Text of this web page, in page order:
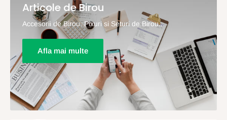
Articole de Birou
Accesorii de Birou, Pixuri si Seturi de Birou...
Afla mai multe